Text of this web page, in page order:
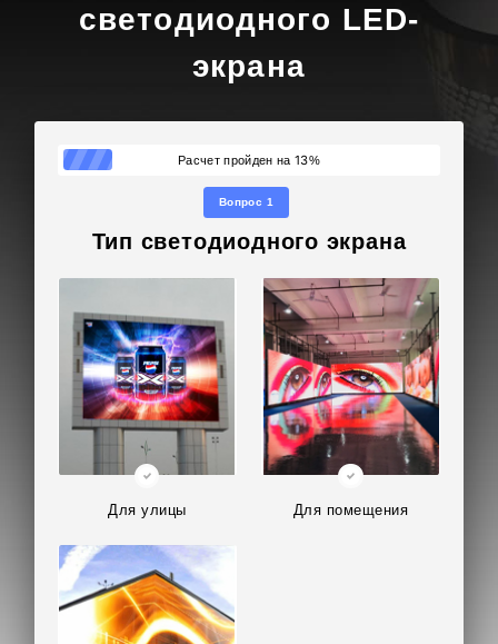
светодиодного LED-
экрана
Расчет пройден на 13%
Вопрос 1
Тип светодиодного экрана
Для улицы Для помещения